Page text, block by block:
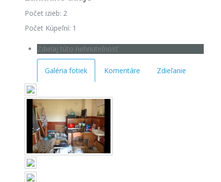
Počet izieb: 2
Počet Kúpeľní: 1
Zdielaj túto nehnuteľnosť
Galéria fotiek Komentáre Zdieľanie